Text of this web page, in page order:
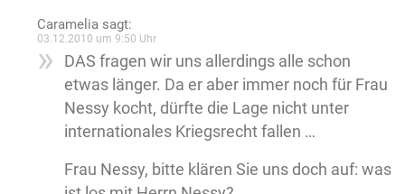
Caramelia sagt:
03.12.2010 um 9:50 Uhr
DAS fragen wir uns allerdings alle schon
etwas länger. Da er aber immer noch für Frau
Nessy kocht, dürfte die Lage nicht unter
internationales Kriegsrecht fallen …
Frau Nessy, bitte klären Sie uns doch auf: was